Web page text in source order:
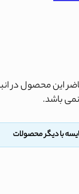
این محصول در
باشد.
با دیگر محصولات